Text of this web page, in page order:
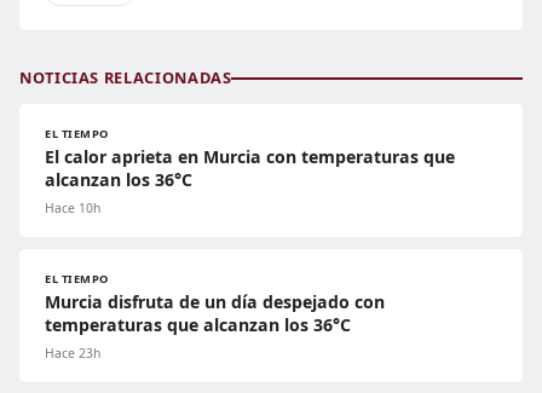
NOTICIAS RELACIONADAS
EL TIEMPO
El calor aprieta en Murcia con temperaturas que
alcanzan los 36°C
Hace 10h
EL TIEMPO
Murcia disfruta de un día despejado con
temperaturas que alcanzan los 36°C
Hace 23h